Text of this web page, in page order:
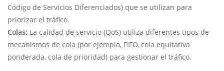
Código de Servicios Diferenciados) que se utilizan para
priorizar el tráfico.
Colas: La calidad de servicio (QoS) utiliza diferentes tipos de
mecanismos de cola (por ejemplo, FIFO, cola equitativa
ponderada, cola de prioridad) para gestionar el tráfico.